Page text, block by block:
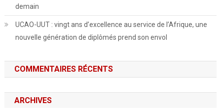
demain
UCAO-UUT : vingt ans d’excellence au service de l’Afrique, une
nouvelle génération de diplômés prend son envol
COMMENTAIRES RÉCENTS
ARCHIVES